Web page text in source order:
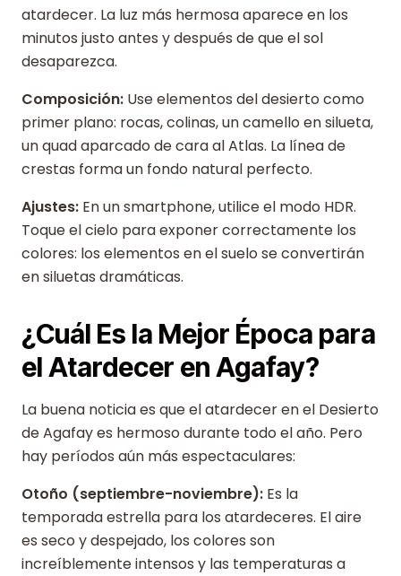
atardecer. La luz más hermosa aparece en los
minutos justo antes y después de que el sol
desaparezca.
Composición: Use elementos del desierto como
primer plano: rocas, colinas, un camello en silueta,
un quad aparcado de cara al Atlas. La línea de
crestas forma un fondo natural perfecto.
Ajustes: En un smartphone, utilice el modo HDR.
Toque el cielo para exponer correctamente los
colores: los elementos en el suelo se convertirán
en siluetas dramáticas.
¿Cuál Es la Mejor Época para
el Atardecer en Agafay?
La buena noticia es que el atardecer en el Desierto
de Agafay es hermoso durante todo el año. Pero
hay períodos aún más espectaculares:
Otoño (septiembre-noviembre): Es la
temporada estrella para los atardeceres. El aire
es seco y despejado, los colores son
increíblemente intensos y las temperaturas a